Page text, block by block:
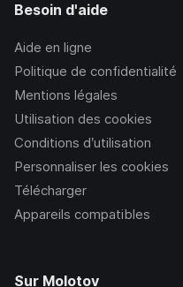
Besoin d'aide
Aide en ligne
Politique de confidentialité
Mentions légales
Utilisation des cookies
Conditions d’utilisation
Personnaliser les cookies
Télécharger
Appareils compatibles
Sur Molotov